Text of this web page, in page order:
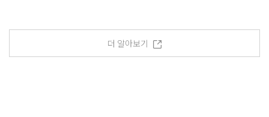
더 알아보기